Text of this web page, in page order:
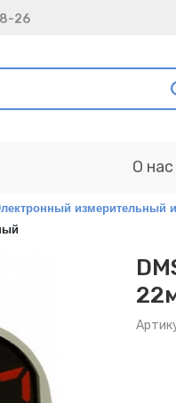
26
О нас
измерительный